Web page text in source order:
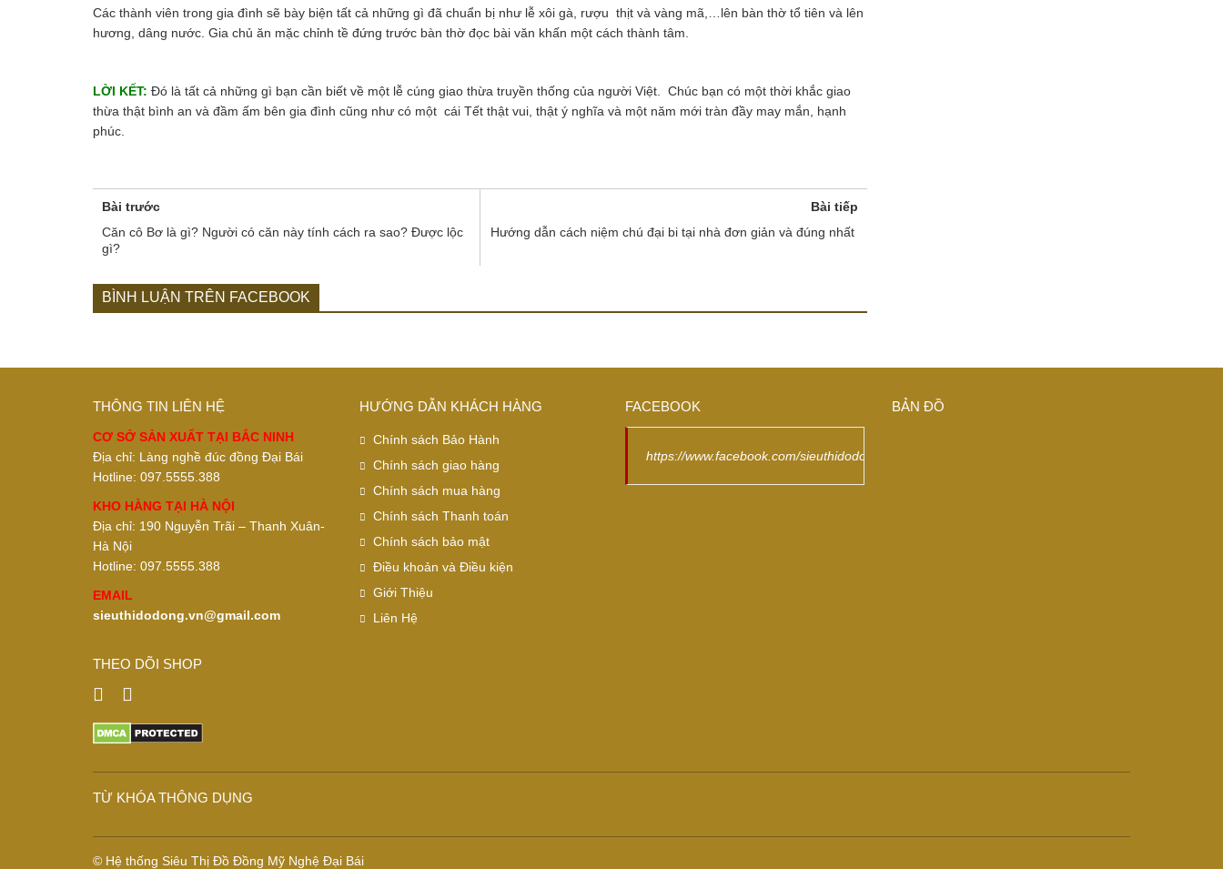
Các thành viên trong gia đình sẽ bày biện tất cả những gì đã chuẩn bị như lễ xôi gà, rượu thịt và vàng mã,…lên bàn thờ tổ tiên và lên
hương, dâng nước. Gia chủ ăn mặc chỉnh tề đứng trước bàn thờ đọc bài văn khấn một cách thành tâm.
LỜI KẾT: Đó là tất cả những gì bạn cần biết về một lễ cúng giao thừa truyền thống của người Việt. Chúc bạn có một thời khắc giao
thừa thật bình an và đầm ấm bên gia đình cũng như có một cái Tết thật vui, thật ý nghĩa và một năm mới tràn đầy may mắn, hạnh
phúc.
Bài trước
Căn cô Bơ là gì? Người có căn này tính cách ra sao? Được lộc
gì?
Bài tiếp
Hướng dẫn cách niệm chú đại bi tại nhà đơn giản và đúng nhất
BÌNH LUẬN TRÊN FACEBOOK
THÔNG TIN LIÊN HỆ
CƠ SỞ SẢN XUẤT TẠI BẮC NINH
Địa chỉ: Làng nghề đúc đồng Đại Bái
Hotline: 097.5555.388
KHO HÀNG TẠI HÀ NỘI
Địa chỉ: 190 Nguyễn Trãi – Thanh Xuân-
Hà Nội
Hotline: 097.5555.388
EMAIL
sieuthidodong.vn@gmail.com
THEO DÕI SHOP
HƯỚNG DẪN KHÁCH HÀNG
Chính sách Bảo Hành
Chính sách giao hàng
Chính sách mua hàng
Chính sách Thanh toán
Chính sách bảo mật
Điều khoản và Điều kiện
Giới Thiệu
Liên Hệ
FACEBOOK
https://www.facebook.com/sieuthidodongdep/
BẢN ĐỒ
TỪ KHÓA THÔNG DỤNG
© Hệ thống Siêu Thị Đồ Đồng Mỹ Nghệ Đại Bái